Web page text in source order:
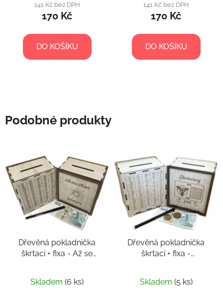
141 Kč bez DPH
170 Kč
DO KOŠÍKU
141 Kč bez DPH
170 Kč
DO KOŠÍKU
Podobné produkty
Dřevěná pokladnička
škrtací + fixa - Až se
Skladem (6 ks)
Dřevěná pokladnička
škrtací + fixa -
Skladem (5 ks)